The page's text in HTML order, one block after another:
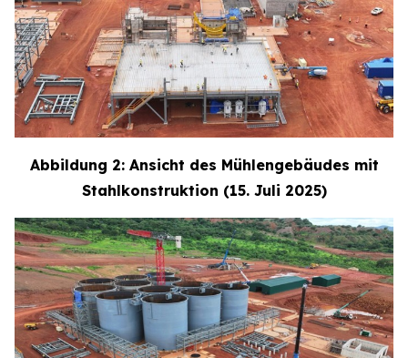
Abbildung 2: Ansicht des Mühlengebäudes mit
Stahlkonstruktion (15. Juli 2025)